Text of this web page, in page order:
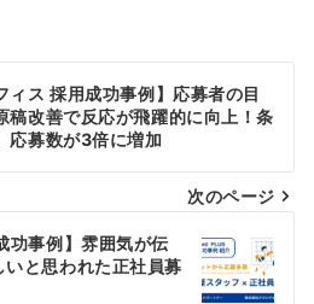
ィス 採用成功事例】応募者の目
稿改善で反応が飛躍的に向上！条
応募数が3倍に増加
次のページ
功事例】雰囲気が伝
と思われた正社員募